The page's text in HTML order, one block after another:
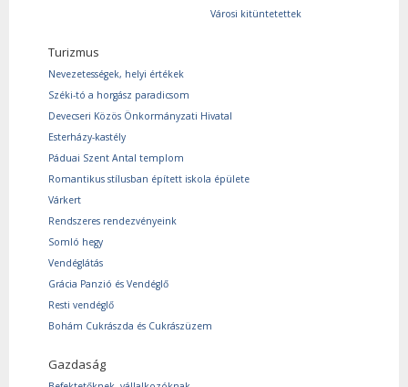
Városi kitüntetettek
Turizmus
Nevezetességek, helyi értékek
Széki-tó a horgász paradicsom
Devecseri Közös Önkormányzati Hivatal
Esterházy-kastély
Páduai Szent Antal templom
Romantikus stílusban épített iskola épülete
Várkert
Rendszeres rendezvényeink
Somló hegy
Vendéglátás
Grácia Panzió és Vendéglő
Resti vendéglő
Bohám Cukrászda és Cukrászüzem
Gazdaság